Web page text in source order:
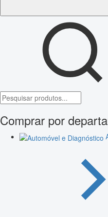
Comprar por